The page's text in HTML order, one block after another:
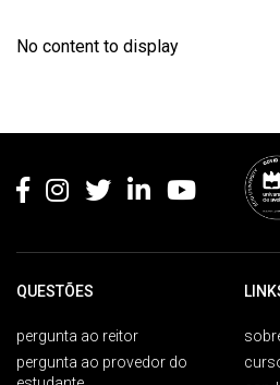
No content to display
QUESTÕES
pergunta ao reitor
pergunta ao provedor do